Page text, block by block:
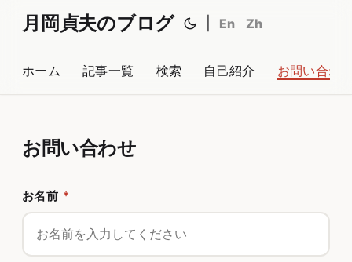
月岡貞夫のブログ En Zh
ホーム 記事一覧 検索 自己紹介 お問い合わ
お問い合わせ
お名前 *